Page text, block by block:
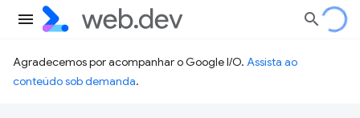
Agradecemos por acompanhar o Google I/O. Assista ao
conteúdo sob demanda.